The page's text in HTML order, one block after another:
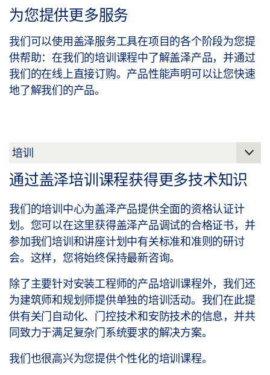
只需单击鼠标，即可将盖泽产品的技术细节作为包装
解决方案包含在计算和规划中，也可以集成到进一步
的制造过程中。特殊需求也可以轻松满足。甚至可以
在不造成任何技术问题的情况下简单地规划和生产复
杂的系统。
向Orgadata索取您的盖泽数据包或与我们联系：
与我们取得联系
为您提供更多服务
我们可以使用盖泽服务工具在项目的各个阶段为您提
供帮助：在我们的培训课程中了解盖泽产品，并通过
我们的在线上直接订购。产品性能声明可以让您快速
地了解我们的产品。
通过盖泽培训课程获得更多技术知识
我们的培训中心为盖泽产品提供全面的资格认证计
划。您可以在这里获得盖泽产品调试的合格证书，并
参加我们培训和讲座计划中有关标准和准则的研讨
会。这样，您将始终保持最新咨询。
除了主要针对安装工程师的产品培训课程外，我们还
为建筑师和规划师提供单独的培训活动。我们在此提
供有关门自动化、门控技术和安防技术的信息，并共
同致力于满足复杂门系统要求的解决方案。
我们也很高兴为您提供个性化的培训课程。